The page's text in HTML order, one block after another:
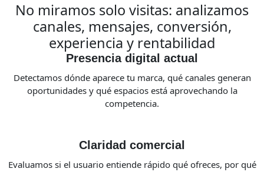
No miramos solo visitas: analizamos
canales, mensajes, conversión,
experiencia y rentabilidad
Presencia digital actual
Detectamos dónde aparece tu marca, qué canales generan
oportunidades y qué espacios está aprovechando la
competencia.
Claridad comercial
Evaluamos si el usuario entiende rápido qué ofreces, por qué